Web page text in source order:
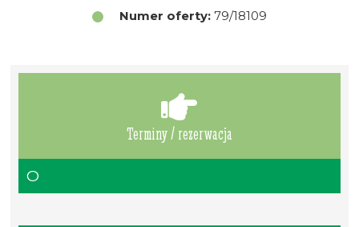
Numer oferty:79/18109
Terminy / rezerwacja
O